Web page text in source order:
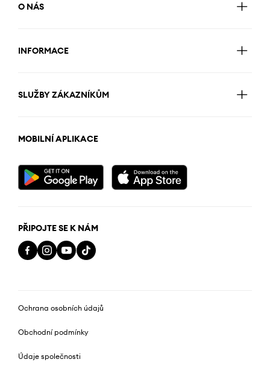
O NÁS
INFORMACE
SLUŽBY ZÁKAZNÍKŮM
MOBILNÍ APLIKACE
PŘIPOJTE SE K NÁM
Ochrana osobních údajů
Obchodní podmínky
Údaje společnosti